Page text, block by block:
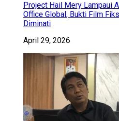
Project Hail Mery Lampaui
Office Global, Bukti Film
Diminati
April 29, 2026